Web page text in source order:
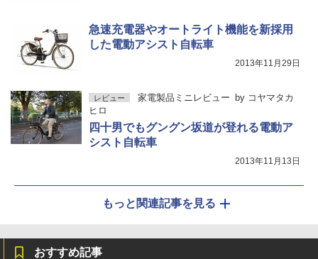
急速充電器やオートライト機能を新採用
した電動アシスト自転車
2013年11月29日
レビュー 家電製品ミニレビュー by コヤマタカ
ヒロ
四十男でもグングン坂道が登れる電動ア
シスト自転車
2013年11月13日
もっと関連記事を見る
おすすめ記事